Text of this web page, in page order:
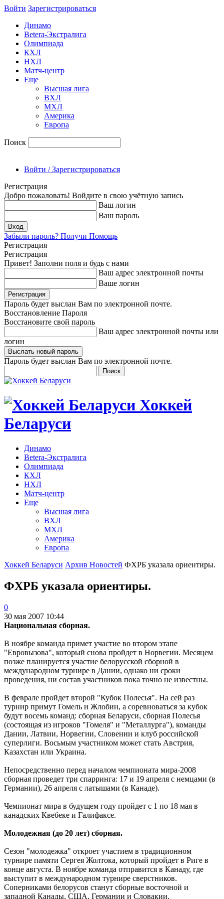
Войти Зарегиcтрироваться
Динамо
Betera-Экстралига
Олимпиада
КХЛ
НХЛ
Матч-центр
Еще
Высшая лига
ВХЛ
МХЛ
Америка
Европа
Поиск
Войти / Зарегистрироваться
Регистрация
Добро пожаловать! Войдите в свою учётную запись
Ваш логин
Ваш пароль
Забыли пароль? Получи Помощь
Регистрация
Регистрация
Привет! Заполни поля и будь с нами
Ваш адрес электронной почты
Ваше логин
Пароль будет выслан Вам по электронной почте.
Восстановление Пароля
Восстановите свой пароль
Ваш адрес электронной почты или
логин
Пароль будет выслан Вам по электронной почте.
Хоккей
Беларуси
Динамо
Betera-Экстралига
Олимпиада
КХЛ
НХЛ
Матч-центр
Еще
Высшая лига
ВХЛ
МХЛ
Америка
Европа
Хоккей Беларуси Архив Новостей ФХРБ указала ориентиры.
ФХРБ указала ориентиры.
0
30 мая 2007 10:44
Национальная сборная.
В ноябре команда примет участие во втором этапе
"Евровызова", который снова пройдет в Норвегии. Месяцем
позже планируется участие белорусской сборной в
международном турнире в Дании, однако ни сроки
проведения, ни состав участников пока точно не известны.
В феврале пройдет второй "Кубок Полесья". На сей раз
турнир примут Гомель и Жлобин, а соревноваться за кубок
будут восемь команд: сборная Беларуси, сборная Полесья
(состоящая из игроков "Гомеля" и "Металлурга"), команды
Дании, Латвии, Норвегии, Словении и клуб российской
суперлиги. Восьмым участником может стать Австрия,
Казахстан или Украина.
Непосредственно перед началом чемпионата мира-2008
сборная проведет три спарринга: 17 и 19 апреля с немцами (в
Германии), 26 апреля с латышами (в Канаде).
Чемпионат мира в будущем году пройдет с 1 по 18 мая в
канадских Квебеке и Галифаксе.
Молодежная (до 20 лет) сборная.
Сезон "молодежка" откроет участием в традиционном
турнире памяти Сергея Жолтока, который пройдет в Риге в
конце августа. В ноябре команда отправится в Канаду, где
выступит в международном турнире сверстников.
Соперниками белорусов станут сборные восточной и
западной Канады, США, Германии и Словакии.